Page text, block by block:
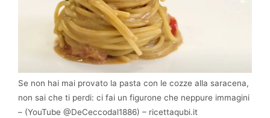
Se non hai mai provato la pasta con le cozze alla saracena,
non sai che ti perdi: ci fai un figurone che neppure immagini
– (YouTube @DeCeccodal1886) – ricettaqubi.it